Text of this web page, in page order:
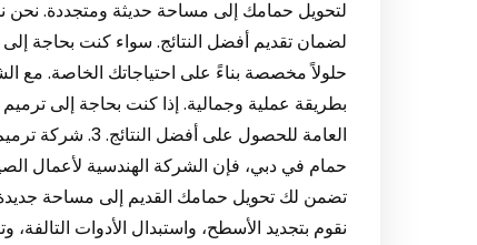
لتحويل حمامك إلى مساحة حديثة ومتجددة. نحن
لضمان تقديم أفضل النتائج. سواء كنت بحاجة
حلولاً مخصصة بناءً على احتياجاتك الخاصة. مع
بطريقة عملية وجمالية. إذا كنت بحاجة إلى
حمام في دبي، فإن الشركة الهندسية لأعمال
تضمن لك تحويل حمامك القديم إلى مساحة جديدة
نقوم بتجديد الأسطح، واستبدال الأدوات